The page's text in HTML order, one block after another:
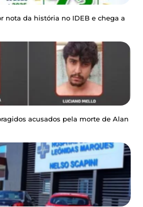
nota da história no IDEB e chega a
acusados pela morte de Alan